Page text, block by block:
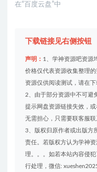
在“百度云盘”中
下载链接见右侧按钮
声明： 1、学神资源吧资源
价格仅代表资源收集整理
资源仅供阅读测试，请在
2、由于部分资源中不可避
提示网盘资源链接失效，
无需担心，只需要联客服联
3、版权归原作者或出版方
责任。若版权方认为学神
理。。。如若本站内容侵
行处理，微信: